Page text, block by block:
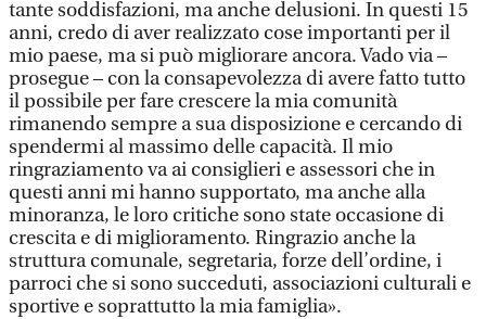
tante soddisfazioni, ma anche delusioni. In questi 15
anni, credo di aver realizzato cose importanti per il
mio paese, ma si può migliorare ancora. Vado via –
prosegue – con la consapevolezza di avere fatto tutto
il possibile per fare crescere la mia comunità
rimanendo sempre a sua disposizione e cercando di
spendermi al massimo delle capacità. Il mio
ringraziamento va ai consiglieri e assessori che in
questi anni mi hanno supportato, ma anche alla
minoranza, le loro critiche sono state occasione di
crescita e di miglioramento. Ringrazio anche la
struttura comunale, segretaria, forze dell’ordine, i
parroci che si sono succeduti, associazioni culturali e
sportive e soprattutto la mia famiglia».